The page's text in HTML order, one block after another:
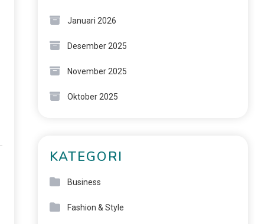
Januari 2026
Desember 2025
November 2025
Oktober 2025
KATEGORI
Business
Fashion & Style